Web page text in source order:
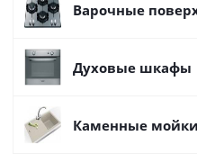
Варочные
Духовые шкафы
Каменные мойки